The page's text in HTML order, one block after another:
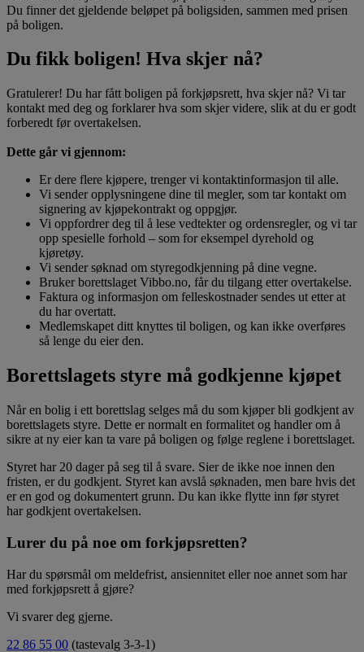
Du finner det gjeldende beløpet på boligsiden, sammen med prisen
på boligen.
Du fikk boligen! Hva skjer nå?
Gratulerer! Du har fått boligen på forkjøpsrett, hva skjer nå? Vi tar
kontakt med deg og forklarer hva som skjer videre, slik at du er godt
forberedt før overtakelsen.
Dette går vi gjennom:
Er dere flere kjøpere, trenger vi kontaktinformasjon til alle.
Vi sender opplysningene dine til megler, som tar kontakt om
signering av kjøpekontrakt og oppgjør.
Vi oppfordrer deg til å lese vedtekter og ordensregler, og vi tar
opp spesielle forhold – som for eksempel dyrehold og
kjøretøy.
Vi sender søknad om styregodkjenning på dine vegne.
Bruker borettslaget Vibbo.no, får du tilgang etter overtakelse.
Faktura og informasjon om felleskostnader sendes ut etter at
du har overtatt.
Medlemskapet ditt knyttes til boligen, og kan ikke overføres
så lenge du eier den.
Borettslagets styre må godkjenne kjøpet
Når en bolig i ett borettslag selges må du som kjøper bli godkjent av
borettslagets styre. Dette er normalt en formalitet og handler om å
sikre at ny eier kan ta vare på boligen og følge reglene i borettslaget.
Styret har 20 dager på seg til å svare. Sier de ikke noe innen den
fristen, er du godkjent. Styret kan avslå søknaden, men bare hvis det
er en god og dokumentert grunn. Du kan ikke flytte inn før styret
har godkjent overtakelsen.
Lurer du på noe om forkjøpsretten?
Har du spørsmål om meldefrist, ansiennitet eller noe annet som har
med forkjøpsrett å gjøre?
Vi svarer deg gjerne.
22 86 55 00 (tastevalg 3-3-1)